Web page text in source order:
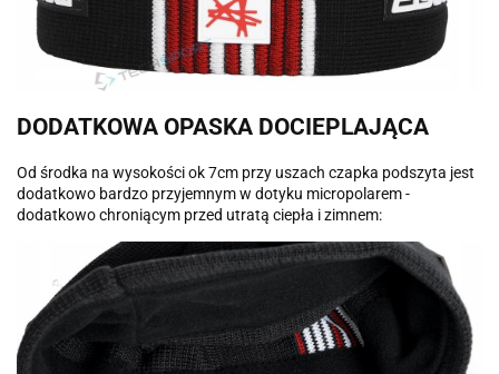
DODATKOWA OPASKA DOCIEPLAJĄCA
Od środka na wysokości ok 7cm przy uszach czapka podszyta jest
dodatkowo bardzo przyjemnym w dotyku micropolarem -
dodatkowo chroniącym przed utratą ciepła i zimnem: